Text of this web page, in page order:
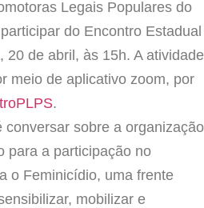
Legais Populares do
do Encontro Estadual
20 de abril, às 15h. A atividade
meio de aplicativo zoom, por
.
conversar sobre a organização
para a participação no
o Feminicídio, uma frente
mobilizar e